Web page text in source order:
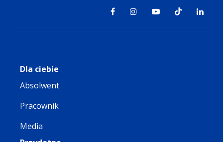
Dla ciebie
Absolwent
Pracownik
Media